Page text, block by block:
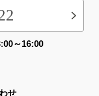
～16:00
せ